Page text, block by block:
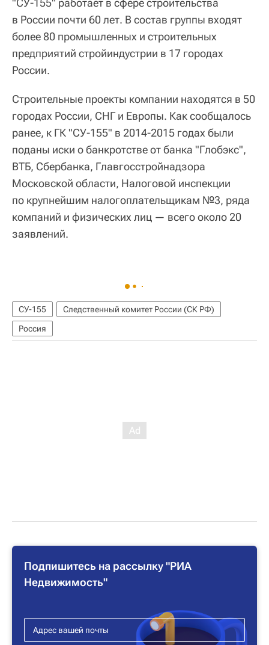
"СУ-155" работает в сфере строительства
в России почти 60 лет. В состав группы входят
более 80 промышленных и строительных
предприятий стройиндустрии в 17 городах
России.
Строительные проекты компании находятся в 50
городах России, СНГ и Европы. Как сообщалось
ранее, к ГК "СУ-155" в 2014-2015 годах были
поданы иски о банкротстве от банка "Глобэкс",
ВТБ, Сбербанка, Главгосстройнадзора
Московской области, Налоговой инспекции
по крупнейшим налогоплательщикам №3, ряда
компаний и физических лиц — всего около 20
заявлений.
СУ-155
Следственный комитет России (СК РФ)
Россия
Подпишитесь на рассылку "РИА
Недвижимость"